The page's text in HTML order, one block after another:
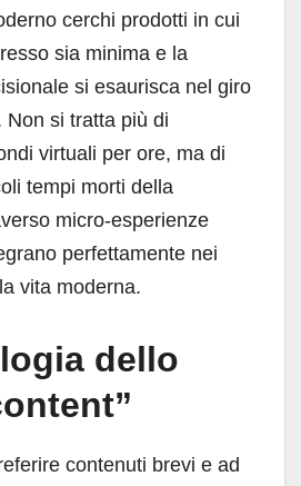
cerchi prodotti in cui
sia minima e la
si esaurisca nel giro
Non si tratta più di
virtuali per ore, ma di
tempi morti della
micro-esperienze
perfettamente nei
vita moderna.
dello
contenuti brevi e ad